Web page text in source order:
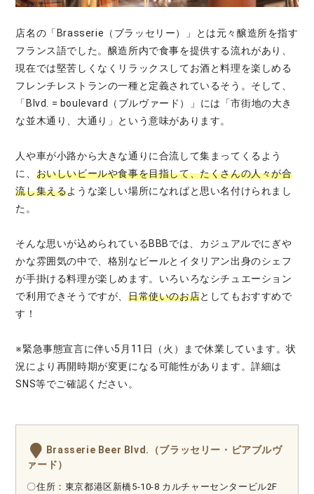
店名の「Brasserie（ブラッセリー）」とは元々醸造所を指す
フランス語でした。醸造所内で食事を提供する流れがあり、
現在では堅苦しくなくリラックスしてお酒と料理を楽しめる
フレンチレストランの一種と定義されているそう。そして、
「Blvd. = boulevard（ブルヴァード）」には「市街地の大き
な並木通り、大通り」という意味があります。
人や車が小路から大きな通りに合流して集まってくるよう
に、 おいしいビールや食事を目指して、たくさんの人々が合
流し集えるような楽しい場所になればと思い名付けられまし
た。
そんな思いが込められているBBBでは、カジュアルでにぎや
かな雰囲気の中で、格別なビールとイタリアン出身のシェフ
が手掛ける料理が楽しめます。いろいろなシチュエーション
で利用できそうですが、 日常使いのお店としてもおすすめで
す！
※緊急事態宣言に伴い5月11日（火）まで休業しています。状
況により再開時期が変更になる可能性があります。詳細は
SNS等でご確認ください。
Brasserie Beer Blvd.（ブラッセリー・ビアブルヴ
ァード）
〇住所：東京都港区新橋5-10-8 カルチャーセンタービル2F